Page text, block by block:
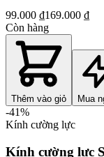
99.000 ₫169.000 ₫
Còn hàng
Thêm vào giỏ Mua
-41%
Kính cường lực
Kính cường lực